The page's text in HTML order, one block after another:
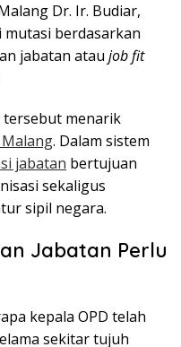
Dr. Ir. Budiar,
mutasi berdasarkan
jabatan atau job fit
tersebut menarik
. Dalam sistem
jabatan bertujuan
sekaligus
sipil negara.
Jabatan Perlu
kepala OPD telah
sekitar tujuh